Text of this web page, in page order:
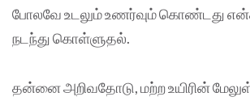
போலவே உடலும் உணர்வும் கொண்டது
நடந்து கொள்ளுதல்.
தன்னை அறிவதோடு, மற்ற உயிரின்